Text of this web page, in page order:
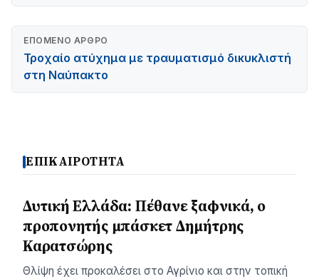
ΕΠΌΜΕΝΟ ΆΡΘΡΟ
Τροχαίο ατύχημα με τραυματισμό δικυκλιστή
στη Ναύπακτο
ΕΠΙΚΑΙΡΟΤΗΤΑ
Δυτική Ελλάδα: Πέθανε ξαφνικά, ο
προπονητής μπάσκετ Δημήτρης
Καρατσώρης
Θλίψη έχει προκαλέσει στο Αγρίνιο και στην τοπική